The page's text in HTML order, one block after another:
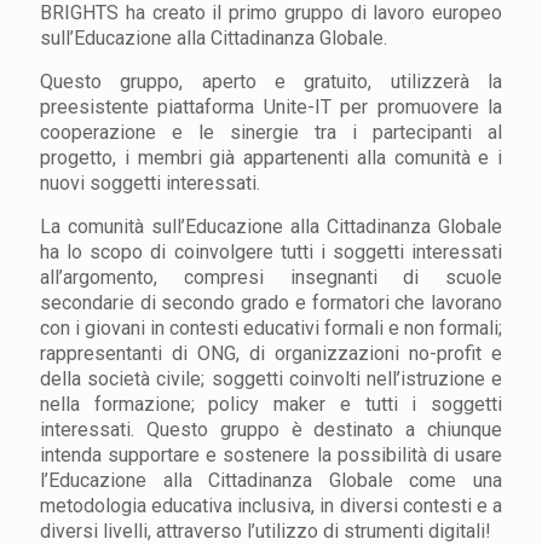
BRIGHTS ha creato il primo gruppo di lavoro europeo
sull’Educazione alla Cittadinanza Globale.
Questo gruppo, aperto e gratuito, utilizzerà la
preesistente piattaforma Unite-IT per promuovere la
cooperazione e le sinergie tra i partecipanti al
progetto, i membri già appartenenti alla comunità e i
nuovi soggetti interessati.
La comunità sull’Educazione alla Cittadinanza Globale
ha lo scopo di coinvolgere tutti i soggetti interessati
all’argomento, compresi insegnanti di scuole
secondarie di secondo grado e formatori che lavorano
con i giovani in contesti educativi formali e non formali;
rappresentanti di ONG, di organizzazioni no-profit e
della società civile; soggetti coinvolti nell’istruzione e
nella formazione; policy maker e tutti i soggetti
interessati. Questo gruppo è destinato a chiunque
intenda supportare e sostenere la possibilità di usare
l’Educazione alla Cittadinanza Globale come una
metodologia educativa inclusiva, in diversi contesti e a
diversi livelli, attraverso l’utilizzo di strumenti digitali!